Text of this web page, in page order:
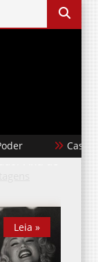
Ana de
Leia »
Leia »